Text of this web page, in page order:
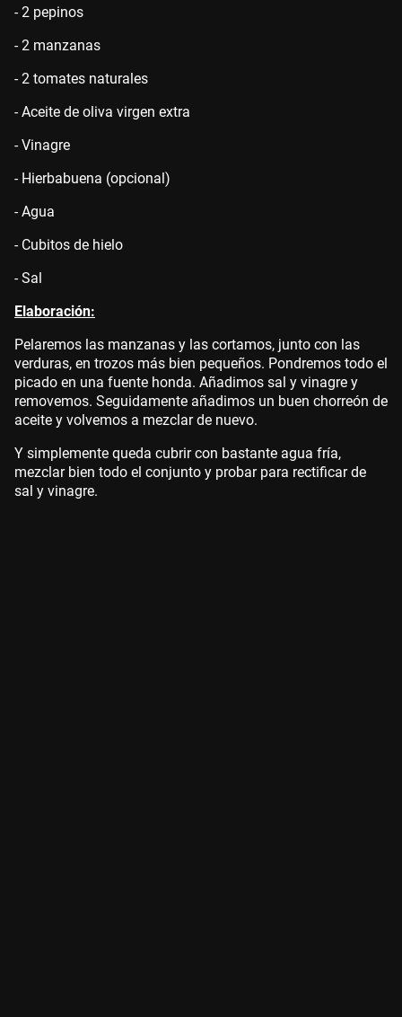
- 2 pepinos
- 2 manzanas
- 2 tomates naturales
- Aceite de oliva virgen extra
- Vinagre
- Hierbabuena (opcional)
- Agua
- Cubitos de hielo
- Sal
Elaboración:
Pelaremos las manzanas y las cortamos, junto con las
verduras, en trozos más bien pequeños. Pondremos todo el
picado en una fuente honda. Añadimos sal y vinagre y
removemos. Seguidamente añadimos un buen chorreón de
aceite y volvemos a mezclar de nuevo.
Y simplemente queda cubrir con bastante agua fría,
mezclar bien todo el conjunto y probar para rectificar de
sal y vinagre.